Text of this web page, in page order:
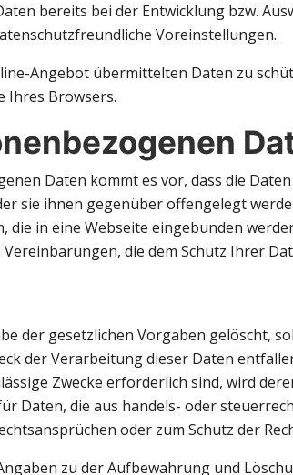
bereits bei der Entwicklung bzw.
Voreinstellungen.
Angebot übermittelten Daten zu
Ihres Browsers.
Daten kommt es vor, dass die
sie ihnen gegenüber offengelegt
in eine Webseite eingebunden
die dem Schutz Ihrer
der gesetzlichen Vorgaben gelöscht,
der Verarbeitung dieser Daten
Zwecke erforderlich sind, wird
Daten, die aus handels- oder
oder zum Schutz der
zu der Aufbewahrung und